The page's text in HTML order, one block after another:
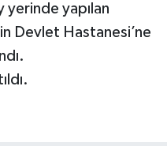
yerinde yapılan
Devlet Hastanesi’ne